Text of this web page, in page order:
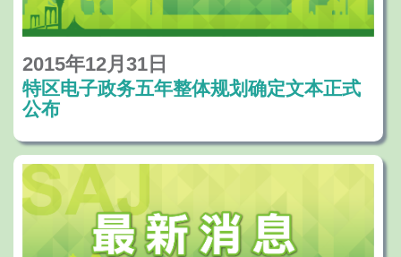
1月1日起分别担任行政公职局副局长和保安
员。至2011年就任法律改革及国际法事务局
副局长，具备专业能力及丰富工作经验。根
据行政法务司司长批示，委任曹锦俊自2016
年1月1日起担任行政公职局副局长。
的信任，行政公职局的工作对社会的发展有
重大意义，极具挑战，承诺会在行政法务司
司长及行政公职局局长的领导下，以高度的
使命感履行职务，尽忠职守。同时，亦希望
2015年12月31日
特区电子政务五年整体规划确定文本正式
公布